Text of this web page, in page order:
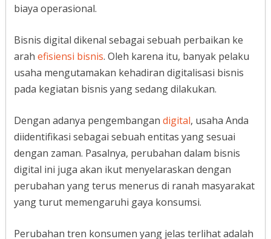
biaya operasional.
Bisnis digital dikenal sebagai sebuah perbaikan ke
arah efisiensi bisnis. Oleh karena itu, banyak pelaku
usaha mengutamakan kehadiran digitalisasi bisnis
pada kegiatan bisnis yang sedang dilakukan.
Dengan adanya pengembangan digital, usaha Anda
diidentifikasi sebagai sebuah entitas yang sesuai
dengan zaman. Pasalnya, perubahan dalam bisnis
digital ini juga akan ikut menyelaraskan dengan
perubahan yang terus menerus di ranah masyarakat
yang turut memengaruhi gaya konsumsi.
Perubahan tren konsumen yang jelas terlihat adalah